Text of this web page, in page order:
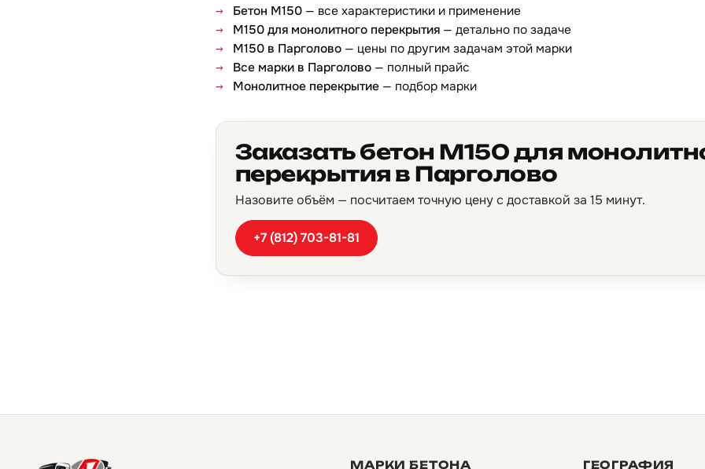
Бетон М150 — все характеристики и применение
М150 для монолитного перекрытия — детально по задаче
М150 в Парголово — цены по другим задачам этой марки
Все марки в Парголово — полный прайс
Монолитное перекрытие — подбор марки
Заказать бетон М150 для
перекрытия в Парголово
Назовите объём — посчитаем точную цену с доставкой за 15 минут.
+7 (812) 703-81-81
МАРКИ БЕТОНА ГЕОГРАФИЯ